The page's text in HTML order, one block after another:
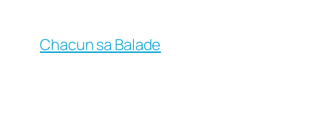
Chacun sa Balade